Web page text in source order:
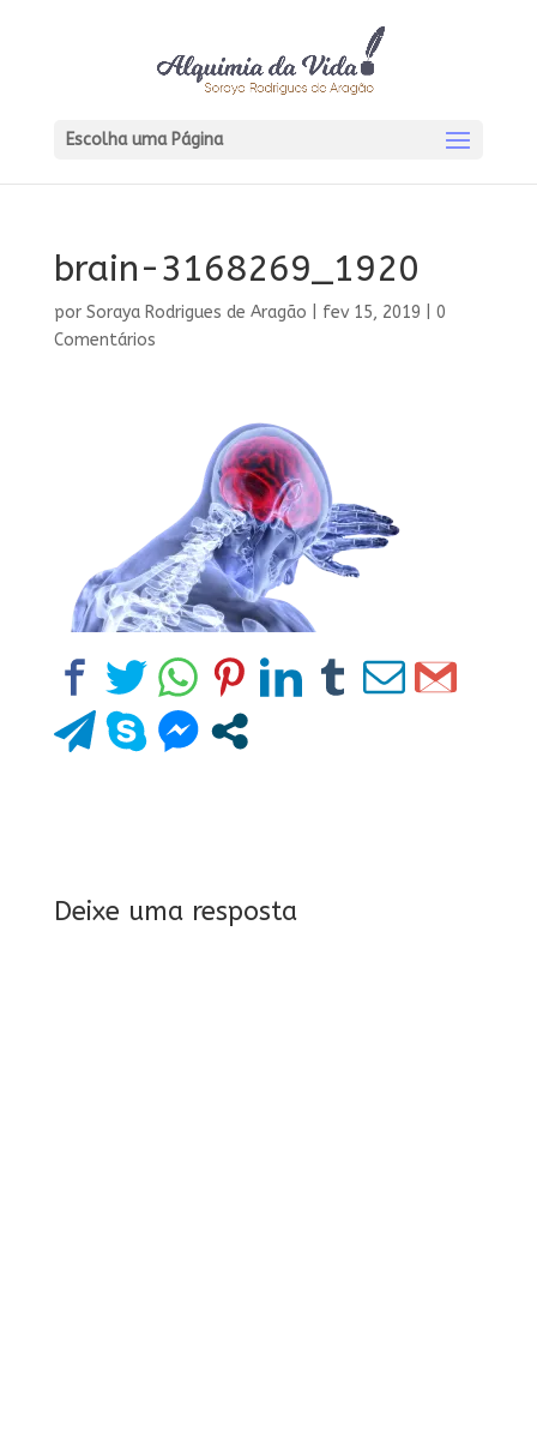
Escolha uma Página
brain-3168269_1920
por Soraya Rodrigues de Aragão fev 15, 2019
0
Comentários
Deixe uma resposta